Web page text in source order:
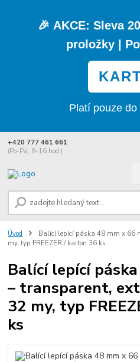
🎉 AKCE: Sleva
proložky|
Platí pouze do
+420 777 461 661
(Po-Pá, 8-16 hod.)
Úvod
Balící lepící páska 48 mm x 66
my, typ FREEZER / karton 36 ks
Balící lepící
– transparent,
32 my, typ
ks